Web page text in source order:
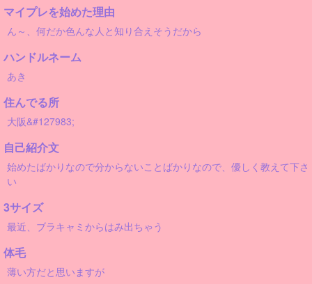
マイプレを始めた理由
ん～、何だか色んな人と知り合えそうだから
ハンドルネーム
あき
住んでる所
大阪&#127983;
自己紹介文
始めたばかりなので分からないことばかりなので、優しく教えて下さ
い
3サイズ
最近、ブラキャミからはみ出ちゃう
体毛
薄い方だと思いますが